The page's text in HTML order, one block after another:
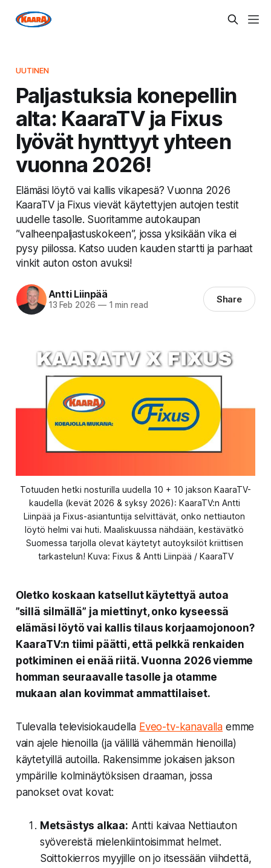
UUTINEN
Paljastuksia konepellin
alta: KaaraTV ja Fixus
lyövät hynttyyt yhteen
vuonna 2026!
Elämäsi löytö vai kallis vikapesä? Vuonna 2026
KaaraTV ja Fixus vievät käytettyjen autojen testit
uudelle tasolle. Suoritamme autokaupan
”valheenpaljastuskokeen”, jossa yksikään vika ei
pysy piilossa. Katso uuden kauden startti ja parhaat
vinkit auton oston avuksi!
Antti Liinpää
13 Feb 2026 —1 min read Share
Totuuden hetki nosturilla uudella 10 + 10 jakson KaaraTV-
kaudella (kevät 2026 & syksy 2026): KaaraTV:n Antti
Liinpää ja Fixus-asiantuntija selvittävät, onko nettiauton
löytö helmi vai huti. Maaliskuussa nähdään, kestävätkö
Suomessa tarjolla olevat käytetyt autoyksilöt kriittisen
tarkastelun! Kuva: Fixus & Antti Liinpää / KaaraTV
Oletko koskaan katsellut käytettyä autoa
”sillä silmällä” ja miettinyt, onko kyseessä
elämäsi löytö vai kallis tilaus korjaamojonoon?
KaaraTV:n tiimi päätti, että pelkkä renkaiden
potkiminen ei enää riitä. Vuonna 2026 viemme
homman seuraavalle tasolle ja otamme
mukaan alan kovimmat ammattilaiset.
Tulevalla televisiokaudella Eveo-tv-kanavalla emme
vain ajele hienoilla (ja välillä vähemmän hienoilla)
käytetyillä autoilla. Rakensimme jokaisen jakson
ympärille kolminäytöksisen draaman, jossa
panokset ovat kovat:
Metsästys alkaa: Antti kaivaa Nettiauton
syövereistä mielenkiintoisimmat helmet.
Soittokierros myyjille on jo itsessään viihdettä,